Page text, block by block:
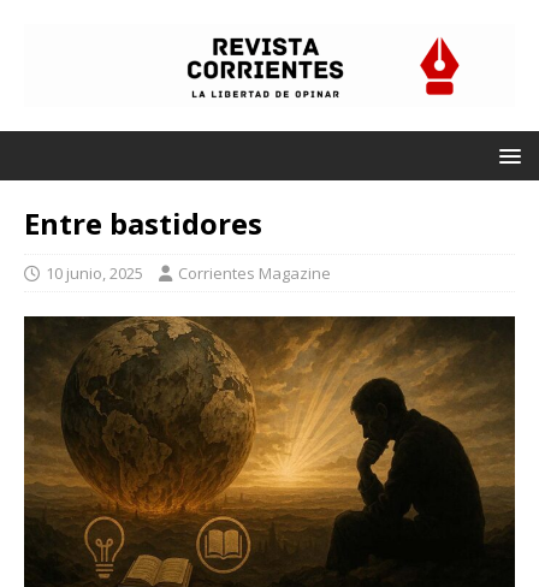
Entre bastidores
10 junio, 2025 Corrientes Magazine